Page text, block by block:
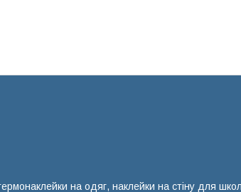
на одяг, наклейки на стіну для